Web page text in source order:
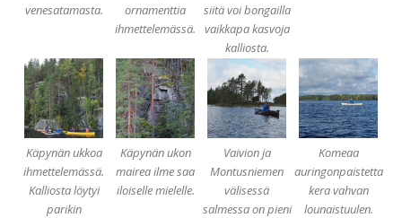
venesatamasta.
ornamenttia
ihmettelemässä.
siitä voi bongailla
vaikkapa kasvoja
kalliosta.
Käpynän ukkoa
ihmettelemässä.
Kalliosta löytyi
parikin
Käpynän ukon
mairea ilme saa
iloiselle mielelle.
Vaivion ja
Montusniemen
välisessä
salmessa on pieni
Komeaa
auringonpaistetta
kera vahvan
lounaistuulen.